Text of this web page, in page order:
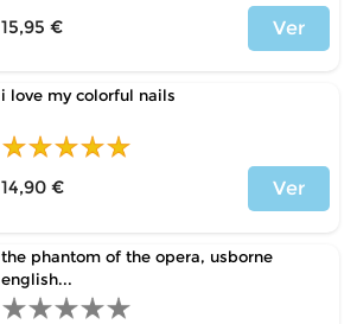
15,95 €
Ver
i love my colorful nails
14,90 €
Ver
the phantom of the opera, usborne
english...